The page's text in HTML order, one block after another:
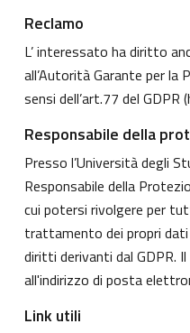
Reclamo
L’ interessato ha diritto
all’Autorità Garante per la
sensi dell’art.77 del GDPR (
Responsabile della
Presso l’Università degli
Responsabile della
cui potersi rivolgere per
trattamento dei propri dati
diritti derivanti dal GDPR.
all'indirizzo di posta
Link utili